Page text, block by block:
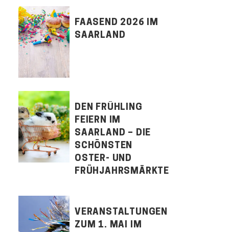
FAASEND 2026 IM
SAARLAND
DEN FRÜHLING
FEIERN IM
SAARLAND – DIE
SCHÖNSTEN
OSTER- UND
FRÜHJAHRSMÄRKTE
VERANSTALTUNGEN
ZUM 1. MAI IM